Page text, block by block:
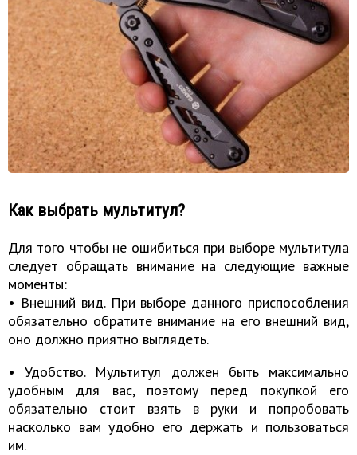
Как выбрать мультитул?
Для того чтобы не ошибиться при выборе мультитула
следует обращать внимание на следующие важные
моменты:
• Внешний вид. При выборе данного приспособления
обязательно обратите внимание на его внешний вид,
оно должно приятно выглядеть.
• Удобство. Мультитул должен быть максимально
удобным для вас, поэтому перед покупкой его
обязательно стоит взять в руки и попробовать
насколько вам удобно его держать и пользоваться
им.